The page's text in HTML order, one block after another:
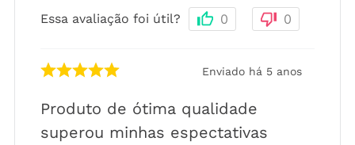
Essa avaliação foi útil? 0 0
Enviado há 5 anos
Produto de ótima qualidade
superou minhas espectativas